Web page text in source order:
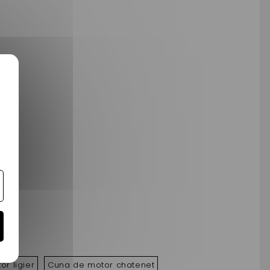
ligier Cuna de motor chatenet